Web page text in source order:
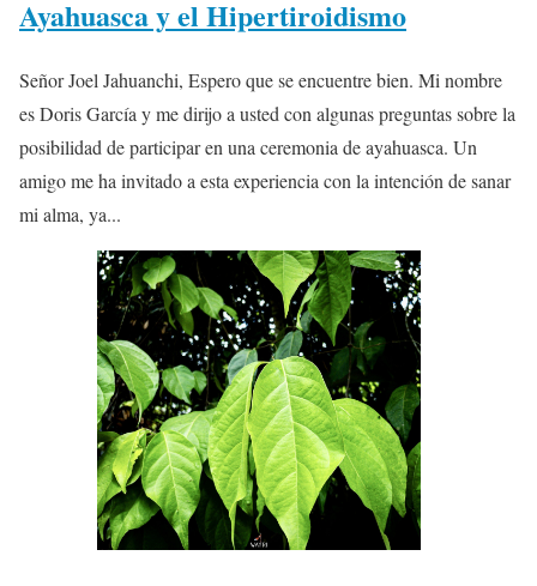
Ayahuasca y el Hipertiroidismo
Señor Joel Jahuanchi, Espero que se encuentre bien. Mi nombre
es Doris García y me dirijo a usted con algunas preguntas sobre la
posibilidad de participar en una ceremonia de ayahuasca. Un
amigo me ha invitado a esta experiencia con la intención de sanar
mi alma, ya...